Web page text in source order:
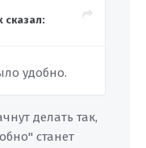
сказал:
удобно.
делать так,
станет